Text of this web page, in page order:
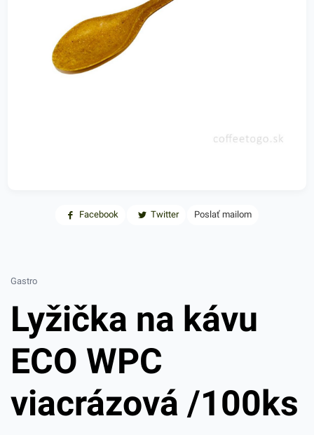
Facebook Twitter Poslať mailom
Gastro
Lyžička na kávu
ECO WPC
viacrázová /100ks